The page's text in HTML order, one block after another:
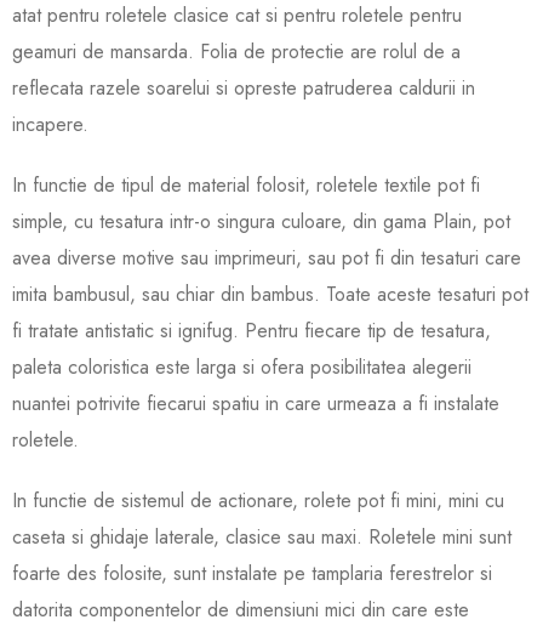
atat pentru roletele clasice cat si pentru roletele pentru
geamuri de mansarda. Folia de protectie are rolul de a
reflecata razele soarelui si opreste patruderea caldurii in
incapere.
In functie de tipul de material folosit, roletele textile pot fi
simple, cu tesatura intr-o singura culoare, din gama Plain, pot
avea diverse motive sau imprimeuri, sau pot fi din tesaturi care
imita bambusul, sau chiar din bambus. Toate aceste tesaturi pot
fi tratate antistatic si ignifug. Pentru fiecare tip de tesatura,
paleta coloristica este larga si ofera posibilitatea alegerii
nuantei potrivite fiecarui spatiu in care urmeaza a fi instalate
roletele.
In functie de sistemul de actionare, rolete pot fi mini, mini cu
caseta si ghidaje laterale, clasice sau maxi. Roletele mini sunt
foarte des folosite, sunt instalate pe tamplaria ferestrelor si
datorita componentelor de dimensiuni mici din care este